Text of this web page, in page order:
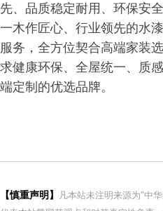
先、品质稳定耐用、环保安
一木作匠心、行业领先的水
服务，全方位契合高端家装
求健康环保、全屋统一、质
端定制的优选品牌。
【慎重声明】
凡本站未注明来源为"中